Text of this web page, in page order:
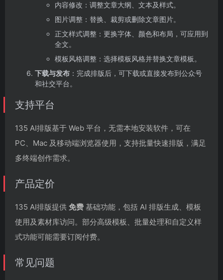
内容修改：调整文章大纲、文本及样式。
图片调整：替换、裁剪或删除文章图片。
正文样式调整：更换字体、颜色和布局，可应用到
全文。
模板风格调整：选择模板风格并替换文章模板。
下载与发布 ：完成排版后，可下载或直接发布到公众号
和社交平台。
支持平台
135 AI排版基于 Web 平台，无需本地安装软件，可在
PC、Mac 及移动端浏览器使用，支持批量快速排版，满足
多终端创作需求。
产品定价
135 AI排版提供 免费 基础功能，包括 AI 排版生成、模板
使用及素材库访问。部分高级模板、批量处理和自定义样
式功能可能需要订阅付费。
常见问题